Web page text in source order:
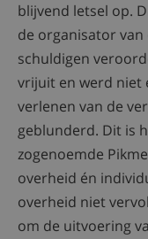
blijvend letsel op.
de organisator
schuldigen
vrijuit en werd niet
verlenen van de
geblunderd. Dit is
zogenoemde
overheid én
overheid niet
om de uitvoering